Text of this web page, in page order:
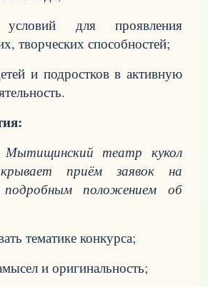
для проявления
творческих способностей;
и подростков в активную
театр кукол
приём заявок на
положением об
тематике конкурса;
и оригинальность;